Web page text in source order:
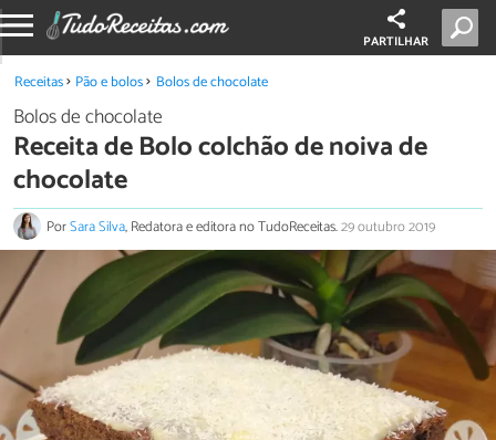
PARTILHAR
Receitas Pão e bolos Bolos de chocolate
Bolos de chocolate
Receita de Bolo colchão de noiva de
chocolate
PorSara Silva, Redatora e editora no TudoReceitas.29 outubro 2019